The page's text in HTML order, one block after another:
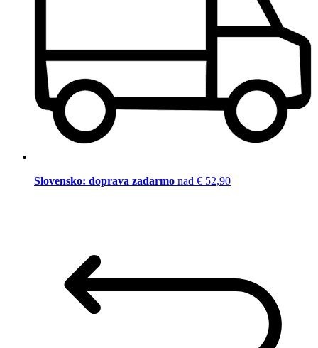
Slovensko: doprava zadarmo nad € 52,90